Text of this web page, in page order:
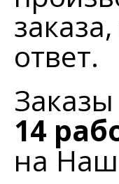
ответ.
14
на Наш